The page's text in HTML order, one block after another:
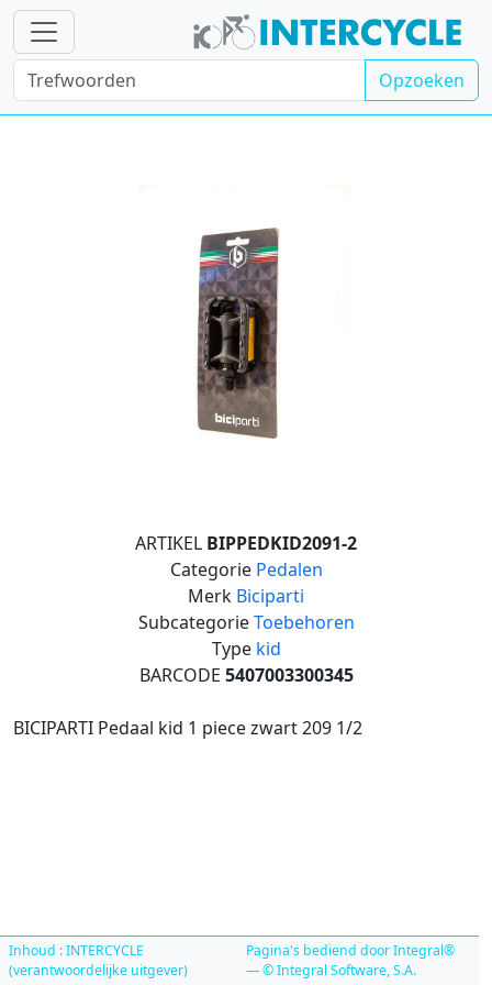
Opzoeken
ARTIKEL BIPPEDKID2091-2
Categorie Pedalen
Merk Biciparti
SubcategorieToebehoren
Type kid
BARCODE 5407003300345
BICIPARTI Pedaal kid 1 piece zwart 209 1/2
Inhoud : INTERCYCLE
(verantwoordelijke uitgever)
Pagina's bediend door Integral®
— © Integral Software, S.A.